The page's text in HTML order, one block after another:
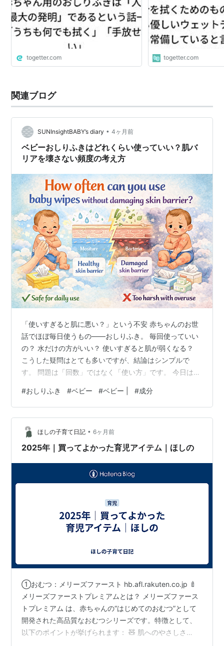
togetter.com
かない
togetter.com
関連ブログ
SUNInsightBABY’s diary • 4ヶ月前
ベビーおしりふきはどれくらい使っていい？肌バ
リアを壊さない頻度の考え方
「使いすぎると肌に悪い？」という不安 赤ちゃんのお世
話でほぼ毎日使うもの――おしりふき。 毎回使っていい
の？ 水だけの方がいい？ 使いすぎると肌が弱くなる？
こうした疑問はとても多いですが、結論はシンプルで
す。 問題は「回数」ではなく「使い方」です。 今日は、
理します。 そもそも肌バリアとは何か 赤ちゃんの肌は大
人より 薄い 水分を失いやすい 刺激に弱い つまり 壊れや
すい構造です。 肌バリアが崩れると 赤み かぶれ 乾燥 し
みる といったトラブルが起きやすくなります。 おしりふ
きのリスクはどこにあるのか おしりふきが問題になる
#おしりふき #ベビー #ベビー | #成分
ほしの子育て日記 • 6ヶ月前
2025年｜買ってよかった育児アイテム｜ほしの
①おむつ：メリーズファースト hb.afl.rakuten.co.jp 🍼
メリーズファーストプレミアムとは？ メリーズファース
トプレミアム は、赤ちゃんの“はじめてのおむつ”として
開発された高品質なおむつシリーズです。特徴として、
以下のポイントが挙げられます： 🧸 肌へのやさしさ